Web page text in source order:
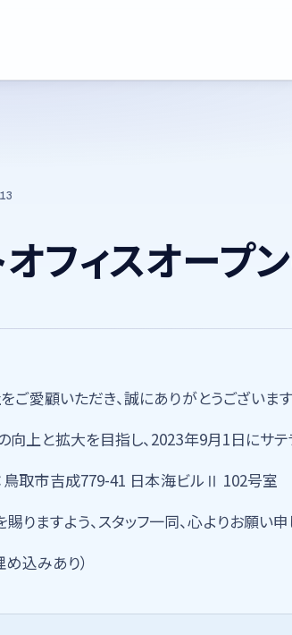
13
フィスオープ
愛顧いただき、誠にありがとうございます
向上と拡大を目指し、2023年9月1日にサテ
鳥取市吉成779-41 日本海ビルⅡ 102号室
りますよう、スタッフ一同、心よりお願い申
込みあり）